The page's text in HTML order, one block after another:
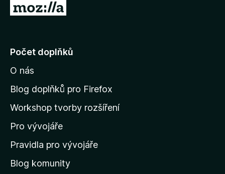
P
j
t
n
d
o
m
v
Počet doplňků
O nás
Blog doplňků pro Firefox
Workshop tvorby rozšíření
Pro vývojáře
Pravidla pro vývojáře
Blog komunity